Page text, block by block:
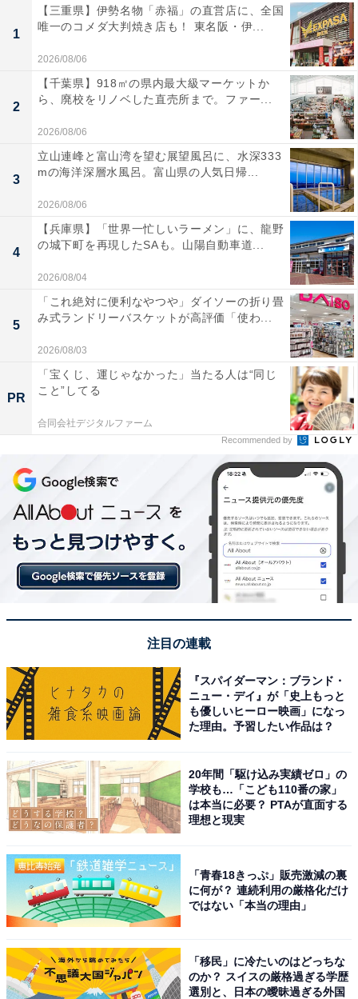
1
【三重県】伊勢名物「赤福」の直営店に、全国
唯一のコメダ大判焼き店も！ 東名阪・伊...
2026/08/06
2
【千葉県】918㎡の県内最大級マーケットか
ら、廃校をリノベした直売所まで。ファー...
2026/08/06
3
立山連峰と富山湾を望む展望風呂に、水深333
mの海洋深層水風呂。富山県の人気日帰...
2026/08/06
4
【兵庫県】「世界一忙しいラーメン」に、龍野
の城下町を再現したSAも。山陽自動車道...
2026/08/04
5
「これ絶対に便利なやつや」ダイソーの折り畳
み式ランドリーバスケットが高評価「使わ...
2026/08/03
PR
「宝くじ、運じゃなかった」当たる人は“同じ
こと”してる
合同会社デジタルファーム
Recommended by
注目の連載
『スパイダーマン：ブランド・
ニュー・デイ』が「史上もっと
も優しいヒーロー映画」になっ
た理由。予習したい作品は？
20年間「駆け込み実績ゼロ」の
学校も…「こども110番の家」
は本当に必要？ PTAが直面する
理想と現実
「青春18きっぷ」販売激減の裏
に何が？ 連続利用の厳格化だけ
ではない「本当の理由」
「移民」に冷たいのはどっちな
のか？ スイスの厳格過ぎる学歴
選別と、日本の曖昧過ぎる外国